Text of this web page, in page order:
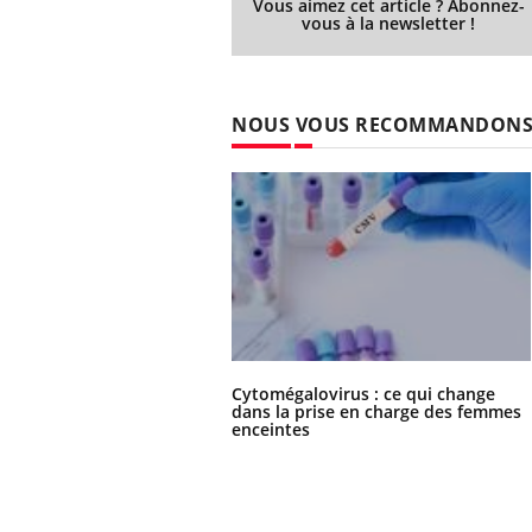
Vous aimez cet article ? Abonnez-
vous à la newsletter !
NOUS VOUS RECOMMANDONS
Cytomégalovirus : ce qui change
dans la prise en charge des femmes
enceintes
Carence en fer : comprendre pour
Youtube
Fatigue, irritabilité, brouillard mental ou
même alopécie… Les symptômes de la
carence en fer sont multiples ce qui la rend
En